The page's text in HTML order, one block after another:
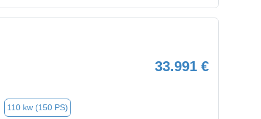
33.991 €
110 kw (150 PS)